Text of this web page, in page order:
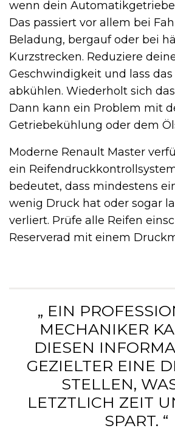
wenn dein
Das passiert vor allem bei
Beladung, bergauf oder bei
Kurzstrecken. Reduziere
Geschwindigkeit und lass das
abkühlen. Wiederholt sich
Dann kann ein Problem mit
Getriebekühlung oder dem
Moderne Renault Master
ein
bedeutet, dass mindestens
wenig Druck hat oder sogar
verliert. Prüfe alle Reifen
Reserverad mit einem
„ EIN
MECHANIKER
DIESEN
GEZIELTER EINE
STELLEN,
LETZTLICH ZEIT
SPART. “